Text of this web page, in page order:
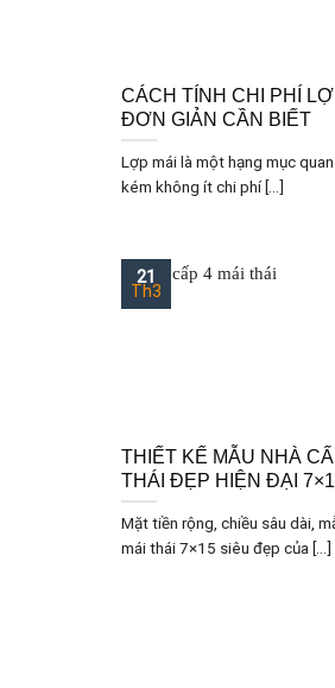
CÁCH TÍNH CHI PHÍ
ĐƠN GIẢN CẦN BIẾT
Lợp mái là một hạng mục
kém không ít chi phí [...]
THIẾT KẾ MẪU NHÀ
THÁI ĐẸP HIỆN ĐẠI
Mặt tiền rộng, chiều sâu dài,
mái thái 7×15 siêu đẹp của [...]
21
Th3